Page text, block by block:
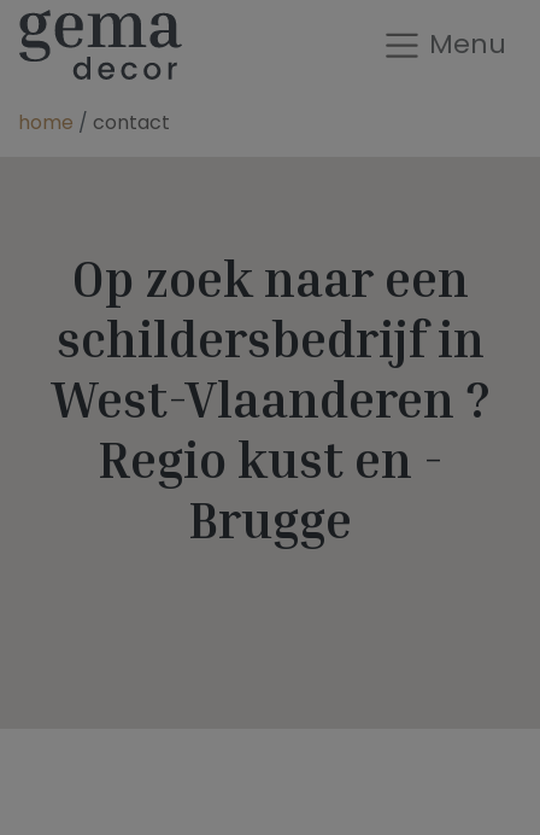
Menu
home contact
Op zoek naar een
schildersbedrijf in
West-Vlaanderen ?
Regio kust en -
Brugge